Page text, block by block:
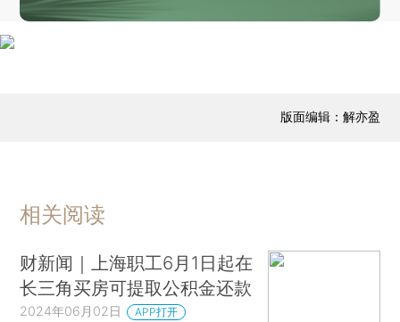
版面编辑：解亦盈
相关阅读
财新闻｜上海职工6月1日起在
长三角买房可提取公积金还款
2024年06月02日 APP打开